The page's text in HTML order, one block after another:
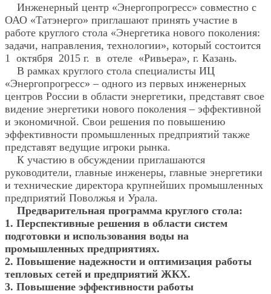
Инженерный центр «Энергопрогресс» совместно с
ОАО «Татэнерго» приглашают принять участие в
работе круглого стола «Энергетика нового поколения:
задачи, направления, технологии», который состоится
1 октября 2015 г. в отеле «Ривьера», г. Казань.
В рамках круглого стола специалисты ИЦ
«Энергопрогресс» – одного из первых инженерных
центров России в области энергетики, представят свое
видение энергетики нового поколения – эффективной
и экономичной. Свои решения по повышению
эффективности промышленных предприятий также
представят ведущие игроки рынка.
К участию в обсуждении приглашаются
руководители, главные инженеры, главные энергетики
и технические директора крупнейших промышленных
предприятий Поволжья и Урала.
Предварительная программа круглого стола:
1. Перспективные решения в области систем
подготовки и использования воды на
промышленных предприятиях.
2. Повышение надежности и оптимизация работы
тепловых сетей и предприятий ЖКХ.
3. Повышение эффективности работы